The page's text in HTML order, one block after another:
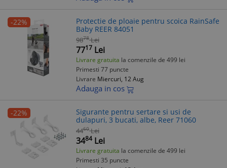
-22%
Protectie de ploaie pentru scoica RainSafe
Baby REER 84051
9878 Lei
7717 Lei
Livrare gratuita la comenzile de 499 lei
Primesti 77 puncte
Livrare Miercuri, 12 Aug
Adauga in cos
-22%
Sigurante pentru sertare si usi de
dulapuri, 3 bucati, albe, Reer 71060
4460 Lei
3484 Lei
Livrare gratuita la comenzile de 499 lei
Primesti 35 puncte